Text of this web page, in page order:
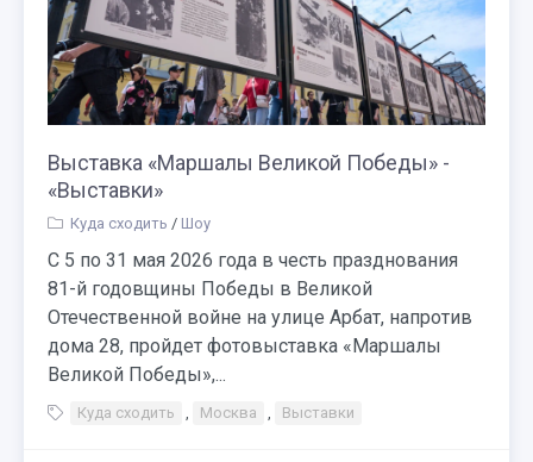
Выставка «Маршалы Великой Победы» -
«Выставки»
Куда сходить / Шоу
С 5 по 31 мая 2026 года в честь празднования
81-й годовщины Победы в Великой
Отечественной войне на улице Арбат, напротив
дома 28, пройдет фотовыставка «Маршалы
Великой Победы»,...
Куда сходить , Москва , Выставки